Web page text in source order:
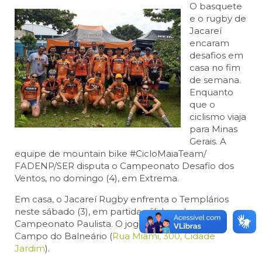
O basquete
e o rugby de
Jacareí
encaram
desafios em
casa no fim
de semana.
Enquanto
que o
ciclismo viaja
para Minas
Gerais. A
equipe de mountain bike #CicloMaiaTeam/
FADENP/SER disputa o Campeonato Desafio dos
Ventos, no domingo (4), em Extrema.
Em casa, o Jacareí Rugby enfrenta o Templários
neste sábado (3), em partida válida pelo
Campeonato Paulista. O jogo começa às 13h, no
Campo do Balneário (Rua Miami, 300, Cidade
Jardim).